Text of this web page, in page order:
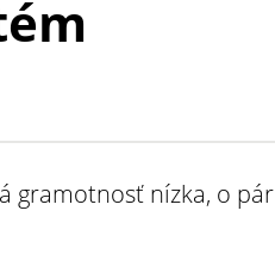
gramotnosť nízka, o pár